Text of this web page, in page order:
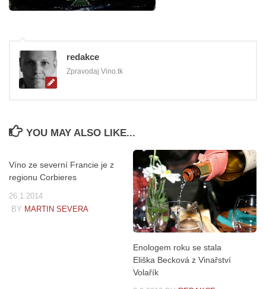
redakce
Zpravodaj Vino.tk
YOU MAY ALSO LIKE...
Víno ze severní Francie je z
regionu Corbieres
26.1.2014
BY MARTIN SEVERA
Enologem roku se stala
Eliška Becková z Vinařství
Volařík